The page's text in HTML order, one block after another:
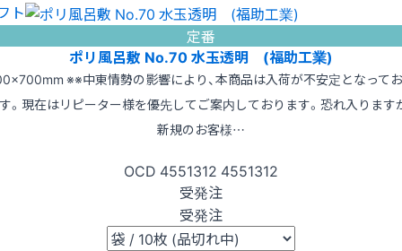
ト
定番
ポリ風呂敷 No.70 水玉透明 (福助工業)
※※中東情勢の影響により、本商品は入荷が不安定となって
。現在はリピーター様を優先してご案内しております。恐れ入ります
新規のお客様…
OCD 4551312 4551312
受発注
受発注